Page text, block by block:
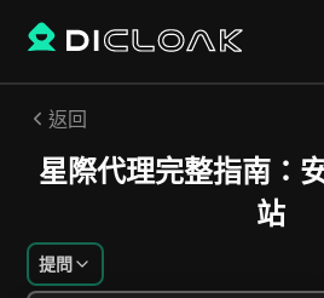
返回
星際代理完整指南：
站
提問